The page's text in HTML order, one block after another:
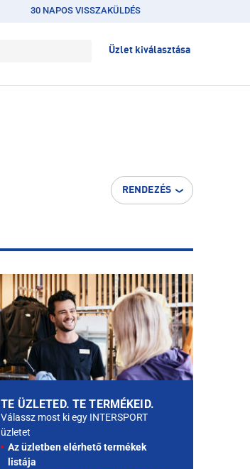
30 NAPOS VISSZAKÜLDÉS
Üzlet kiválasztása
RENDEZÉS
TE ÜZLETED. TE TERMÉKEID.
Válassz most ki egy INTERSPORT
üzletet
Az üzletben elérhető termékek
listája